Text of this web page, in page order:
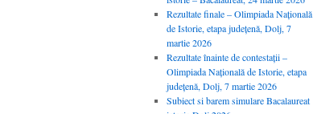
Rezultate finale – Olimpiada Națională
de Istorie, etapa județenă, Dolj, 7
martie 2026
Rezultate înainte de contestații –
Olimpiada Națională de Istorie, etapa
județenă, Dolj, 7 martie 2026
Subiect si barem simulare Bacalaureat